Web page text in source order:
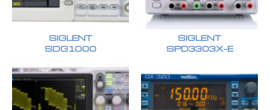
SIGLENT
SDG1000
SIGLENT
SPD3303X-E